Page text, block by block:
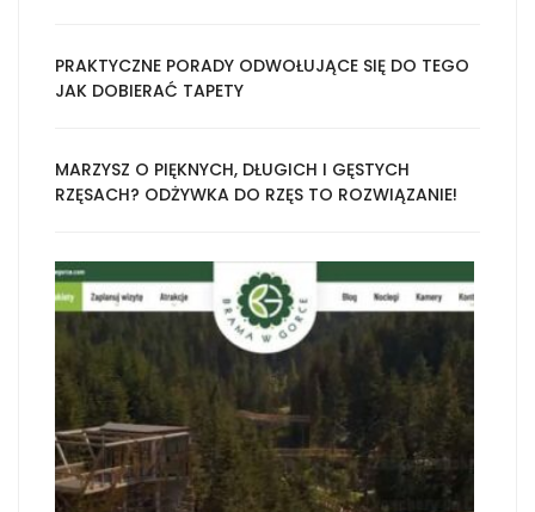
PRAKTYCZNE PORADY ODWOŁUJĄCE SIĘ DO TEGO
JAK DOBIERAĆ TAPETY
MARZYSZ O PIĘKNYCH, DŁUGICH I GĘSTYCH
RZĘSACH? ODŻYWKA DO RZĘS TO ROZWIĄZANIE!